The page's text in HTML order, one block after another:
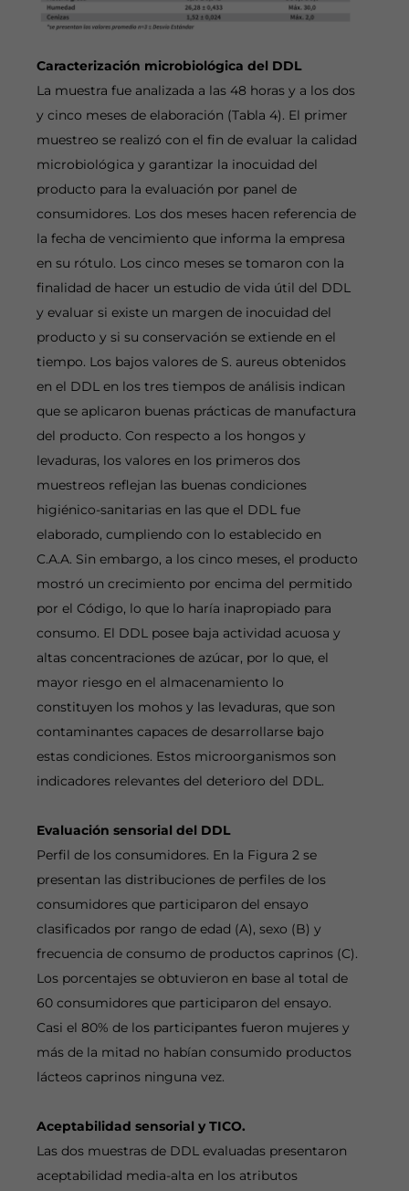
Caracterización microbiológica del DDL
La muestra fue analizada a las 48 horas y a los dos
y cinco meses de elaboración (Tabla 4). El primer
muestreo se realizó con el fin de evaluar la calidad
microbiológica y garantizar la inocuidad del
producto para la evaluación por panel de
consumidores. Los dos meses hacen referencia de
la fecha de vencimiento que informa la empresa
en su rótulo. Los cinco meses se tomaron con la
finalidad de hacer un estudio de vida útil del DDL
y evaluar si existe un margen de inocuidad del
producto y si su conservación se extiende en el
tiempo. Los bajos valores de S. aureus obtenidos
en el DDL en los tres tiempos de análisis indican
que se aplicaron buenas prácticas de manufactura
del producto. Con respecto a los hongos y
levaduras, los valores en los primeros dos
muestreos reflejan las buenas condiciones
higiénico-sanitarias en las que el DDL fue
elaborado, cumpliendo con lo establecido en
C.A.A. Sin embargo, a los cinco meses, el producto
mostró un crecimiento por encima del permitido
por el Código, lo que lo haría inapropiado para
consumo. El DDL posee baja actividad acuosa y
altas concentraciones de azúcar, por lo que, el
mayor riesgo en el almacenamiento lo
constituyen los mohos y las levaduras, que son
contaminantes capaces de desarrollarse bajo
estas condiciones. Estos microorganismos son
indicadores relevantes del deterioro del DDL.
Evaluación sensorial del DDL
Perfil de los consumidores. En la Figura 2 se
presentan las distribuciones de perfiles de los
consumidores que participaron del ensayo
clasificados por rango de edad (A), sexo (B) y
frecuencia de consumo de productos caprinos (C).
Los porcentajes se obtuvieron en base al total de
60 consumidores que participaron del ensayo.
Casi el 80% de los participantes fueron mujeres y
más de la mitad no habían consumido productos
lácteos caprinos ninguna vez.
Aceptabilidad sensorial y TICO.
Las dos muestras de DDL evaluadas presentaron
aceptabilidad media-alta en los atributos